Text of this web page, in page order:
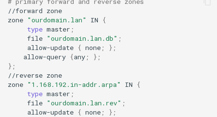
//forward zone
zone "ourdomain.lan" IN
{
type master ;
file "ourdomain.lan.db" ;
allow-update { none ; } ;
allow-query {any ; } ;
} ;
//reverse zone
zone "1.168.192.in-addr.arpa" IN
{
type master ;
file "ourdomain.lan.rev" ;
allow-update { none ; } ;